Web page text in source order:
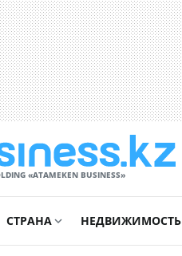
«ATAMEKЕN BUSINESS»
СТРАНА НЕДВИЖИМОСТЬ